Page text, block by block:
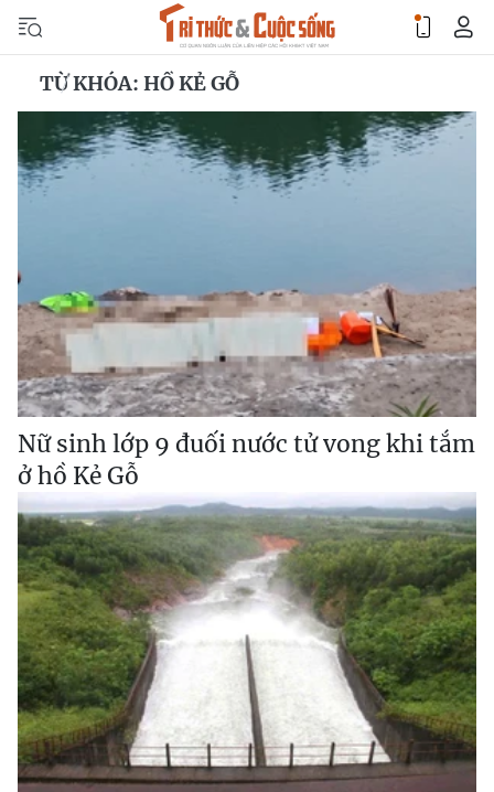
TỪ KHÓA: HỒ KẺ GỖ
Nữ sinh lớp 9 đuối nước tử vong khi tắm
ở hồ Kẻ Gỗ